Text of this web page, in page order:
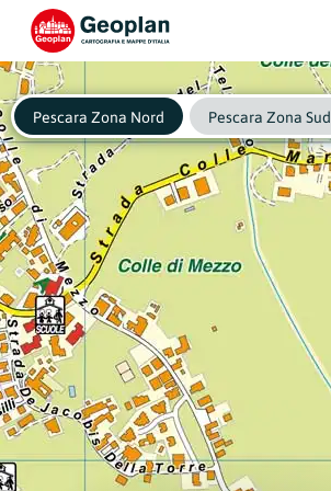
Pescara Zona Nord Pescara Zona Sud